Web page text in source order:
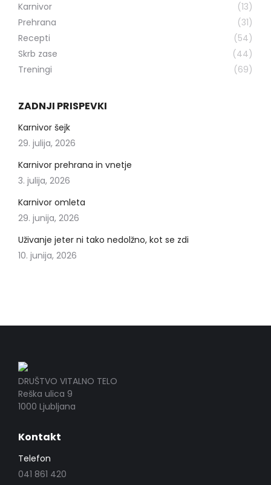
Karnivor
(13)
Prehrana
(31)
Recepti
(54)
Skrb zase
(44)
Treningi
(69)
ZADNJI PRISPEVKI
Karnivor šejk
29. julija, 2026
Karnivor prehrana in vnetje
3. julija, 2026
Karnivor omleta
29. junija, 2026
Uživanje jeter ni tako nedolžno, kot se zdi
10. junija, 2026
DRUŠTVO VITALNO TELO
Reška ulica 9
1000 Ljubljana
Kontakt
Telefon
041 861 420